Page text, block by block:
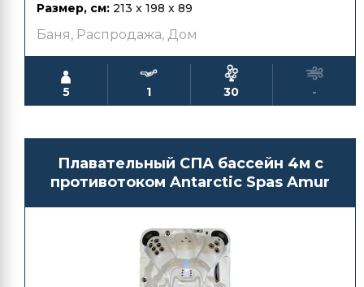
Размер, см: 213 x 198 x 89
Баня, Распродажа, Дом
5 1 30 -
Плавательный СПА бассейн 4м с
противотоком Antarctic Spas Amur